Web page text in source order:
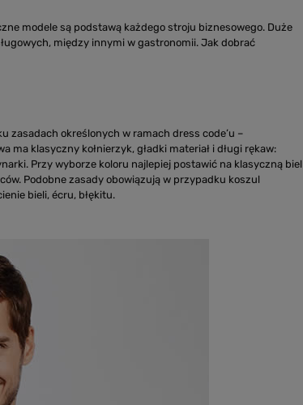
modele są podstawą każdego stroju biznesowego. Duże
między innymi w gastronomii. Jak dobrać
zasadach określonych w ramach dress code’u –
klasyczny kołnierzyk, gładki materiał i długi rękaw:
Przy wyborze koloru najlepiej postawić na klasyczną biel
Podobne zasady obowiązują w przypadku koszul
bieli, écru, błękitu.